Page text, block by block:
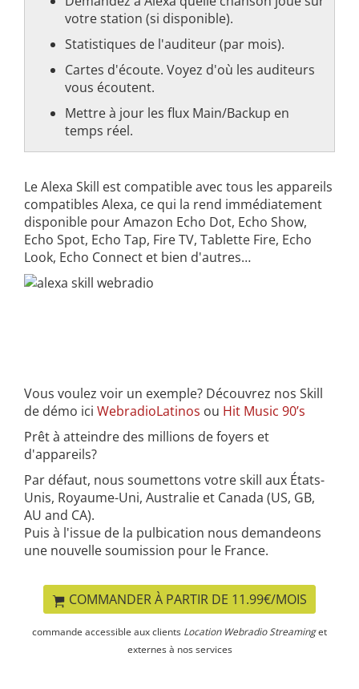
votre station (si disponible).
Statistiques de l'auditeur (par mois).
Cartes d'écoute. Voyez d'où les auditeurs
vous écoutent.
Mettre à jour les flux Main/Backup en
temps réel.
Le Alexa Skill est compatible avec tous les appareils
compatibles Alexa, ce qui la rend immédiatement
disponible pour Amazon Echo Dot, Echo Show,
Echo Spot, Echo Tap, Fire TV, Tablette Fire, Echo
Look, Echo Connect et bien d'autres…
Vous voulez voir un exemple? Découvrez nos Skill
de démo ici WebradioLatinos ou Hit Music 90’s
Prêt à atteindre des millions de foyers et
d'appareils?
Par défaut, nous soumettons votre skill aux États-
Unis, Royaume-Uni, Australie et Canada (US, GB,
AU and CA).
Puis à l'issue de la pulbication nous demandeons
une nouvelle soumission pour le France.
COMMANDER À PARTIR DE 11.99€/MOIS
commande accessible aux clients Location Webradio Streaminget
externes à nos services